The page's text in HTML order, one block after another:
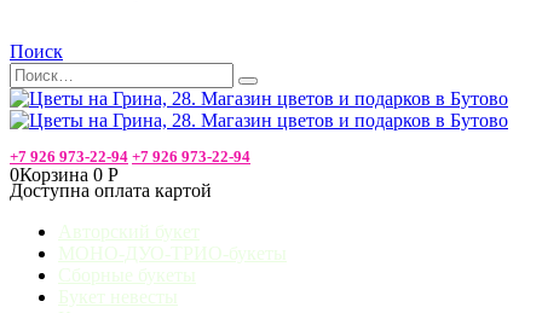
Поиск
+7 926 973-22-94 +7 926 973-22-94
0Корзина 0 Р
Доступна оплата картой
Авторский букет
МОНО-ДУО-ТРИО-букеты
Сборные букеты
Букет невесты